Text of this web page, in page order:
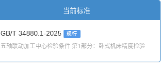
当前标准
GB/T 34880.1-2025 现行
五轴联动加工中心检验条件 第1部分：卧式机床精度检验